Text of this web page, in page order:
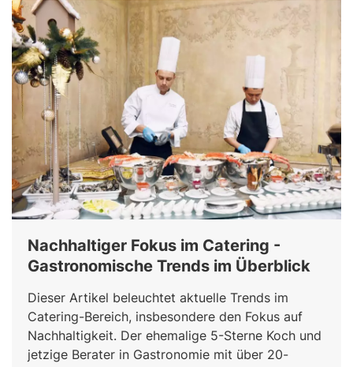
Nachhaltiger Fokus im Catering -
Gastronomische Trends im Überblick
Dieser Artikel beleuchtet aktuelle Trends im
Catering-Bereich, insbesondere den Fokus auf
Nachhaltigkeit. Der ehemalige 5-Sterne Koch und
jetzige Berater in Gastronomie mit über 20-